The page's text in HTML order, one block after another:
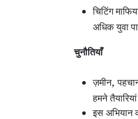
चिटिंग
अधिक युवा
चुनौतियाँ
ज़मीन,
हमने
इस अभियान